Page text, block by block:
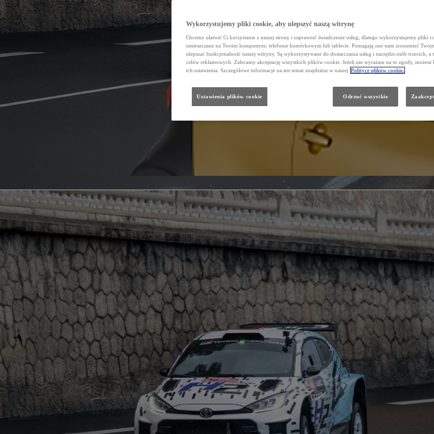
Wykorzystujemy pliki cookie, aby ulepszyć naszą witrynę
Chcemy ułatwić Ci korzystanie z naszej strony i usprawnić świadczenie usług, dlatego wykorzystujemy pliki
umieszczane na Twoim komputerze, telefonie komórkowym lub tablecie. Pomagają one nam zrozumieć
ulepszać funkcjonalność naszej witryny. Są wykorzystywane do dostarczania usług i narzędzi osób trzecich, a
celów reklamowych. Zalecamy akceptację wszystkich plików cookie. Jeżeli nie wyrażasz na to zgody, możesz
ich ustawienia. Szczegółowe informacje na ten temat znajdziesz w naszej Polityce plików cookie.
Ustawienia plików cookie Odrzuć wszystkie